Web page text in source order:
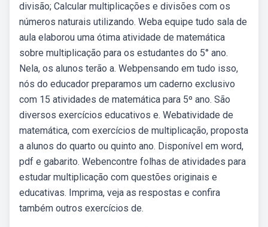
divisão; Calcular multiplicações e divisões com os
números naturais utilizando. Weba equipe tudo sala de
aula elaborou uma ótima atividade de matemática
sobre multiplicação para os estudantes do 5° ano.
Nela, os alunos terão a. Webpensando em tudo isso,
nós do educador preparamos um caderno exclusivo
com 15 atividades de matemática para 5º ano. São
diversos exercícios educativos e. Webatividade de
matemática, com exercícios de multiplicação, proposta
a alunos do quarto ou quinto ano. Disponível em word,
pdf e gabarito. Webencontre folhas de atividades para
estudar multiplicação com questões originais e
educativas. Imprima, veja as respostas e confira
também outros exercícios de.